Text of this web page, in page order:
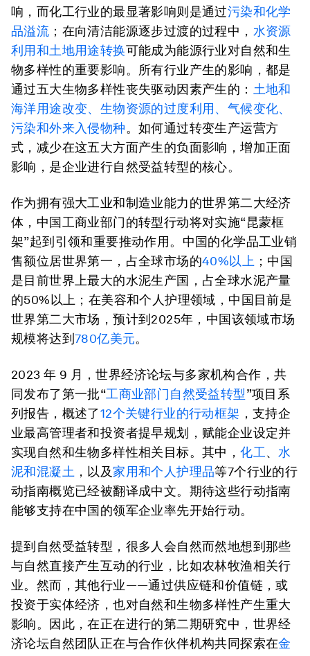
响，而化工行业的最显著影响则是通过污染和化学
品溢流 ；在向清洁能源逐步过渡的过程中， 水资源
利用和土地用途转换可能成为能源行业对自然和生
物多样性的重要影响。所有行业产生的影响，都是
通过五大生物多样性丧失驱动因素产生的： 土地和
海洋用途改变、生物资源的过度利用、气候变化、
污染和外来入侵物种。如何通过转变生产运营方
式，减少在这五大方面产生的负面影响，增加正面
影响，是企业进行自然受益转型的核心。
作为拥有强大工业和制造业能力的世界第二大经济
体，中国工商业部门的转型行动将对实施“昆蒙框
架”起到引领和重要推动作用。中国的化学品工业销
售额位居世界第一，占全球市场的40%以上 ；中国
是目前世界上最大的水泥生产国，占全球水泥产量
的50%以上；在美容和个人护理领域，中国目前是
世界第二大市场，预计到2025年，中国该领域市场
规模将达到780亿美元。
2023 年 9 月，世界经济论坛与多家机构合作，共
同发布了第一批“工商业部门自然受益转型”项目系
列报告，概述了12个关键行业的行动框架 ，支持企
业最高管理者和投资者提早规划，赋能企业设定并
实现自然和生物多样性相关目标。其中，化工、 水
泥和混凝土 ，以及家用和个人护理品等7个行业的行
动指南概览已经被翻译成中文。期待这些行动指南
能够支持在中国的领军企业率先开始行动。
提到自然受益转型，很多人会自然而然地想到那些
与自然直接产生互动的行业，比如农林牧渔相关行
业。然而，其他行业——通过供应链和价值链，或
投资于实体经济，也对自然和生物多样性产生重大
影响。因此，在正在进行的第二期研究中，世界经
济论坛自然团队正在与合作伙伴机构共同探索在金